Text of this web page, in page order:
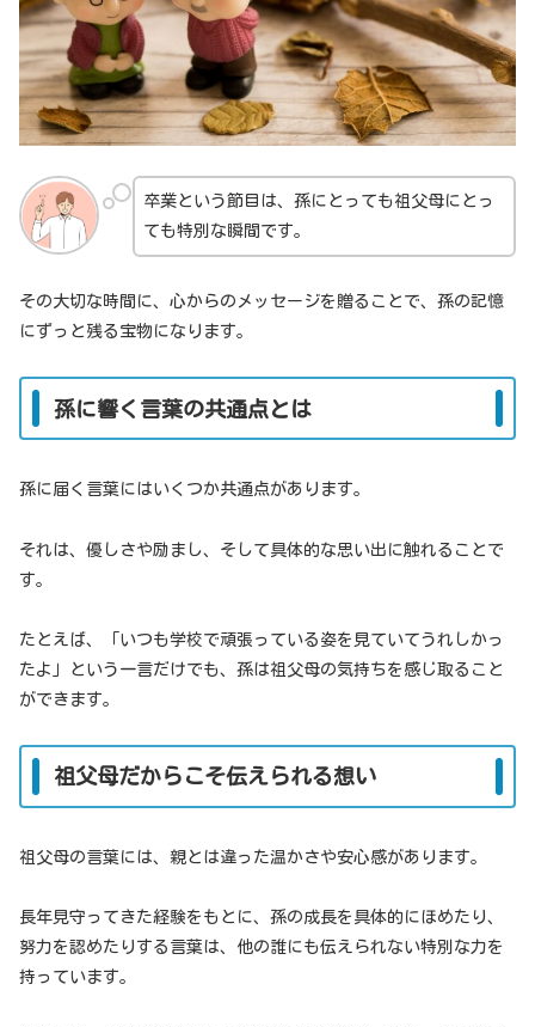
卒業という節目は、孫にとっても祖父母にとっ
ても特別な瞬間です。
その大切な時間に、心からのメッセージを贈ることで、孫の記憶
にずっと残る宝物になります。
孫に響く言葉の共通点とは
孫に届く言葉にはいくつか共通点があります。
それは、優しさや励まし、そして具体的な思い出に触れることで
す。
たとえば、「いつも学校で頑張っている姿を見ていてうれしかっ
たよ」という一言だけでも、孫は祖父母の気持ちを感じ取ること
ができます。
祖父母だからこそ伝えられる想い
祖父母の言葉には、親とは違った温かさや安心感があります。
長年見守ってきた経験をもとに、孫の成長を具体的にほめたり、
努力を認めたりする言葉は、他の誰にも伝えられない特別な力を
持っています。